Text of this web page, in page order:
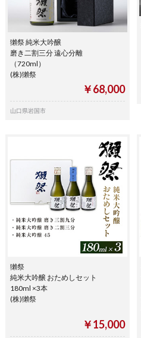
獺祭 純米大吟醸
磨き二割三分 遠心分離
（720ml）
(株)獺祭
￥68,000
山口県岩国市
獺祭
純米大吟醸 おためしセット
180ml ×3本
(株)獺祭
￥15,000